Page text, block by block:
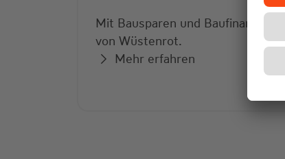
Mit Bausparen und Baufinanzierung
von Wüstenrot.
Mehr erfahren